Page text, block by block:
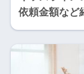
依頼金額など